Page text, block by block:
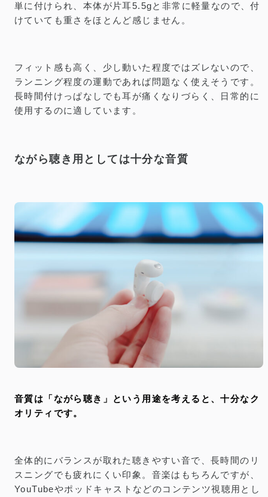
単に付けられ、本体が片耳5.5gと非常に軽量なので、付
けていても重さをほとんど感じません。
フィット感も高く、少し動いた程度ではズレないので、
ランニング程度の運動であれば問題なく使えそうです。
長時間付けっぱなしでも耳が痛くなりづらく、日常的に
使用するのに適しています。
ながら聴き用としては十分な音質
音質は「ながら聴き」という用途を考えると、十分なク
オリティです。
全体的にバランスが取れた聴きやすい音で、長時間のリ
スニングでも疲れにくい印象。音楽はもちろんですが、
YouTubeやポッドキャストなどのコンテンツ視聴用とし